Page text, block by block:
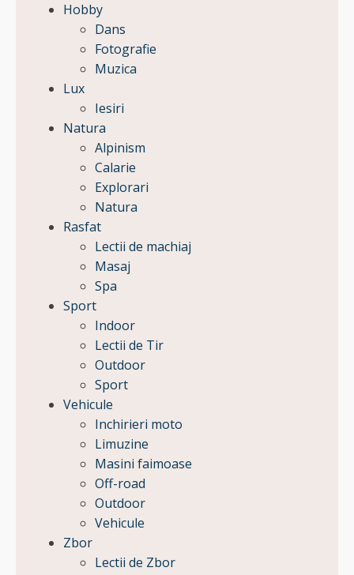
Hobby
Dans
Fotografie
Muzica
Lux
Iesiri
Natura
Alpinism
Calarie
Explorari
Natura
Rasfat
Lectii de machiaj
Masaj
Spa
Sport
Indoor
Lectii de Tir
Outdoor
Sport
Vehicule
Inchirieri moto
Limuzine
Masini faimoase
Off-road
Outdoor
Vehicule
Zbor
Lectii de Zbor